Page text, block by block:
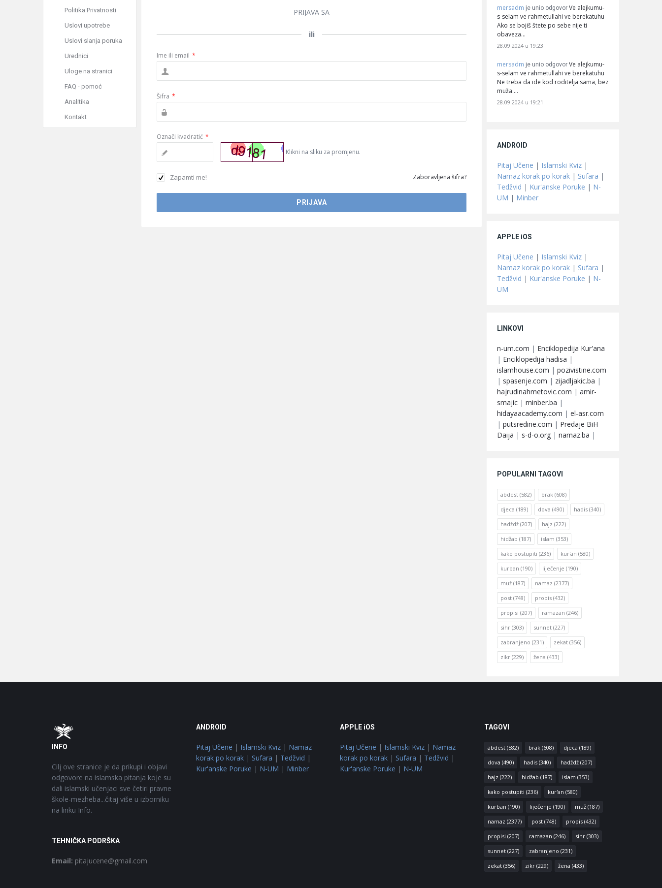
PRIJAVA SA
ili
Ime ili email *
Šifra *
Označi kvadratić *
Klikni na sliku za promjenu.
Zapamti me! Zaboravljena šifra?
mersadm je unio odgovor Ve alejkumu-
s-selam ve rahmetullahi ve berekatuhu
Ako se bojiš štete po sebe nije ti
obaveza…
28.09.2024 u 19:23
mersadm je unio odgovor Ve alejkumu-
s-selam ve rahmetullahi ve berekatuhu
Ne treba da ide kod roditelja sama, bez
muža.…
28.09.2024 u 19:21
ANDROID
Pitaj Učene | Islamski Kviz |
Namaz korak po korak | Sufara |
Tedžvid | Kur'anske Poruke | N-
UM | Minber
APPLE iOS
Pitaj Učene | Islamski Kviz |
Namaz korak po korak | Sufara |
Tedžvid | Kur'anske Poruke | N-
UM
LINKOVI
n-um.com | Enciklopedija Kur'ana
| Enciklopedija hadisa |
islamhouse.com | pozivistine.com
| spasenje.com | zijadljakic.ba |
hajrudinahmetovic.com | amir-
smajic | minber.ba |
hidayaacademy.com | el-asr.com
| putsredine.com | Predaje BiH
Daija | s-d-o.org | namaz.ba |
POPULARNI TAGOVI
abdest (582) brak (608)
djeca (189) dova (490) hadis (340)
hadždž (207) hajz (222)
hidžab (187) islam (353)
kako postupiti (236) kur'an (580)
kurban (190) liječenje (190)
muž (187) namaz (2377)
post (748) propis (432)
propisi (207) ramazan (246)
sihr (303) sunnet (227)
zabranjeno (231) zekat (356)
zikr (229) žena (433)
Politika Privatnosti
Uslovi upotrebe
Uslovi slanja poruka
Urednici
Uloge na stranici
FAQ - pomoć
Analitika
Kontakt
Footer
INFO
Cilj ove stranice je da prikupi i objavi
odgovore na islamska pitanja koje su
dali islamski učenjaci sve četiri pravne
škole-mezheba...čitaj više u izborniku
na linku Info.
TEHNIČKA PODRŠKA
Email: pitajucene@gmail.com
ANDROID
Pitaj Učene | Islamski Kviz| Namaz
korak po korak| Sufara | Tedžvid |
Kur'anske Poruke | N-UM | Minber
APPLE iOS
Pitaj Učene | Islamski Kviz | Namaz
korak po korak | Sufara | Tedžvid |
Kur'anske Poruke | N-UM
TAGOVI
abdest(582) brak(608) djeca (189)
dova (490) hadis(340) hadždž(207)
hajz (222) hidžab (187) islam (353)
kako postupiti (236) kur'an (580)
kurban (190) liječenje (190) muž(187)
namaz (2377) post(748) propis(432)
propisi (207) ramazan (246) sihr(303)
sunnet(227) zabranjeno (231)
zekat(356) zikr(229) žena (433)